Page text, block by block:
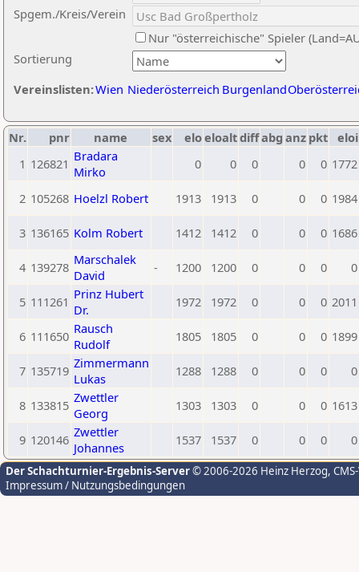
Sortierung
Spgem./Kreis/Verein
Nur "österreichische" Spieler
Vereinslisten:Wien Niederösterreich Burgenland
Nr. pnr name sex eloeloaltdiffabg anz pkt eloi
1 126821 Bradara
Mirko
0 0 0 0 0 1772
2 105268 Hoelzl Robert 1913 1913 0 0 0 1984
3 136165 Kolm Robert 1412 1412 0 0 0 1686
4 139278 Marschalek
David
- 1200 1200 0 0 0 0
5 111261 Prinz Hubert
Dr.
1972 1972 0 0 0 2011
6 111650 Rausch
Rudolf
1805 1805 0 0 0 1899
7 135719 Zimmermann
Lukas
1288 1288 0 0 0 0
8 133815 Zwettler
Georg
1303 1303 0 0 0 1613
9 120146 Zwettler
Johannes
1537 1537 0 0 0 0
Der Schachturnier-Ergebnis-Server© 2006-2026 Heinz Herzog,
Impressum / Nutzungsbedingungen